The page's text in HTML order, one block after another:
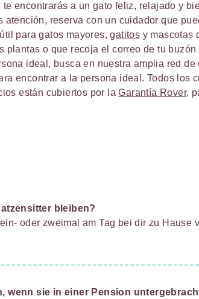
encontrarás a un gato feliz, relajado y
atención, reserva con un cuidador que
para gatos mayores,gatitos y mascotas
plantas o que recoja el correo de tu
ideal, busca en nuestra amplia red
encontrar a la persona ideal. Todos los
están cubiertos por laGarantía Rover,
bleiben?
oder zweimal am Tag bei dir zu
wenn sie in einer Pension